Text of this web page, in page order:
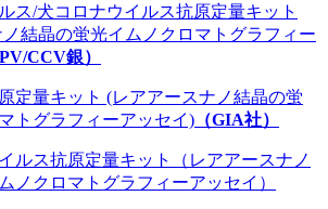
ス/犬コロナウイルス抗原定量キット
結晶の蛍光イムノクロマトグラフィー
CCV銀）
定量キット (レアアースナノ結晶の蛍
トグラフィーアッセイ) （GIA社）
ルス抗原定量キット（レアアースナノ
ノクロマトグラフィーアッセイ）